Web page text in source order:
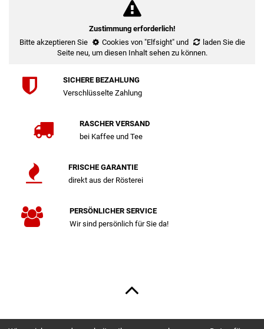
Zustimmung erforderlich!
Bitte akzeptieren Sie
Cookies von "Elfsight"und
laden Sie die
Seite neu, um diesen Inhalt sehen zu können.
SICHERE BEZAHLUNG
Verschlüsselte Zahlung
RASCHER VERSAND
bei Kaffee und Tee
FRISCHE GARANTIE
direkt aus der Rösterei
PERSÖNLICHER SERVICE
Wir sind persönlich für Sie da!